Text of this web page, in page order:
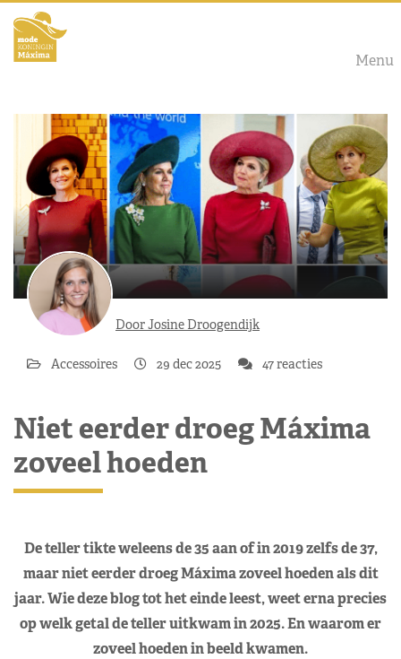
Menu
Door Josine Droogendijk
Accessoires 29 dec 2025 47 reacties
Niet eerder droeg Máxima
zoveel hoeden
De teller tikte weleens de 35 aan of in 2019 zelfs de 37,
maar niet eerder droeg Máxima zoveel hoeden als dit
jaar. Wie deze blog tot het einde leest, weet erna precies
op welk getal de teller uitkwam in 2025. En waarom er
zoveel hoeden in beeld kwamen.